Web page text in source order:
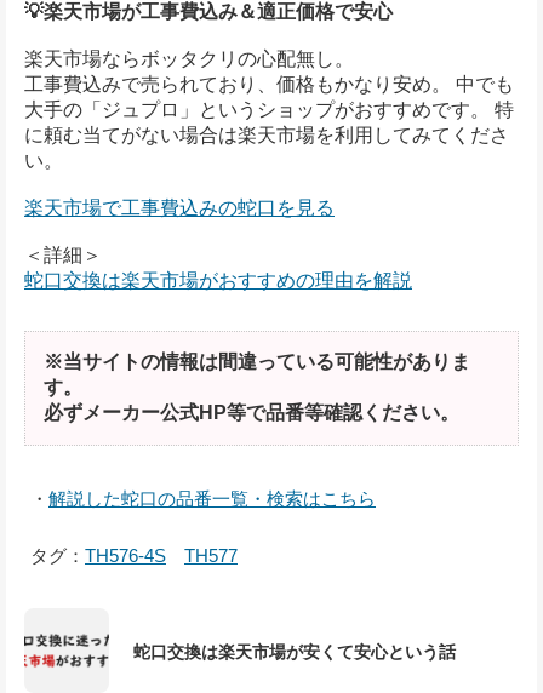
💡楽天市場が工事費込み＆適正価格で安心
楽天市場ならボッタクリの心配無し。
工事費込みで売られており、価格もかなり安め。 中でも
大手の「ジュプロ」というショップがおすすめです。 特
に頼む当てがない場合は楽天市場を利用してみてくださ
い。
楽天市場で工事費込みの蛇口を見る
＜詳細＞
蛇口交換は楽天市場がおすすめの理由を解説
※当サイトの情報は間違っている可能性がありま
す。
必ずメーカー公式HP等で品番等確認ください。
・ 解説した蛇口の品番一覧・検索はこちら
タグ： TH576-4S TH577
蛇口交換は楽天市場が安くて安心という話